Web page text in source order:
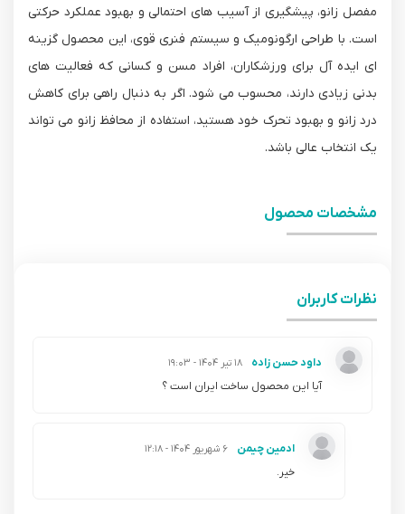
مفصل زانو، پیشگیری از آسیب های احتمالی و بهبود عملکرد حرکتی
است. با طراحی ارگونومیک و سیستم فنری قوی، این محصول گزینه
ای ایده آل برای ورزشکاران، افراد مسن و کسانی که فعالیت های
بدنی زیادی دارند، محسوب می شود. اگر به دنبال راهی برای کاهش
درد زانو و بهبود تحرک خود هستید، استفاده از محافظ زانو می تواند
یک انتخاب عالی باشد.
مشخصات محصول
نظرات کاربران
داود حسن زاده ۱۸ تیر ۱۴۰۴ - ۱۹:۰۳
آیا این محصول ساخت ایران است ؟
ادمین چیمن ۶ شهریور ۱۴۰۴ - ۱۲:۱۸
خیر.